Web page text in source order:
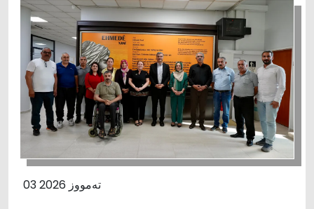
03 تەمووز 2026